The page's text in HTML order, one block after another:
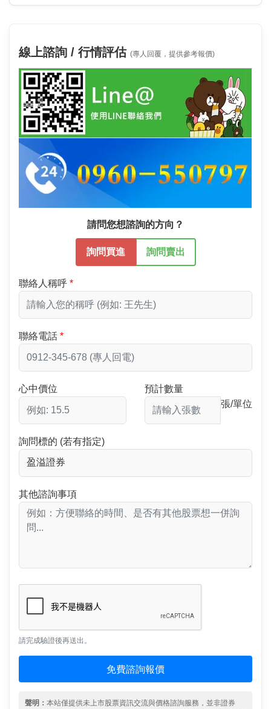
線上諮詢 / 行情評估 (專人回覆，提供參考報價)
請問您想諮詢的方向？
詢問買進 詢問賣出
聯絡人稱呼
聯絡電話
心中價位
預計數量
張/單位
詢問標的 (若有指定)
其他諮詢事項
請完成驗證後再送出。
免費諮詢報價
聲明： 本站僅提供未上市股票資訊交流與價格諮詢服務，並非證券